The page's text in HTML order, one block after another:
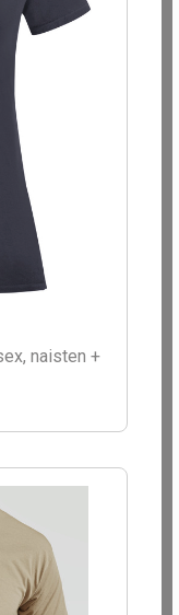
naisten +